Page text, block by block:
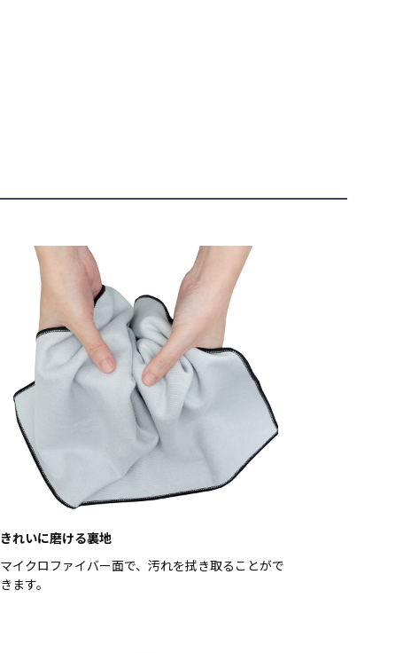
きれいに磨ける裏地
マイクロファイバー面で、汚れを拭き取ることがで
きます。